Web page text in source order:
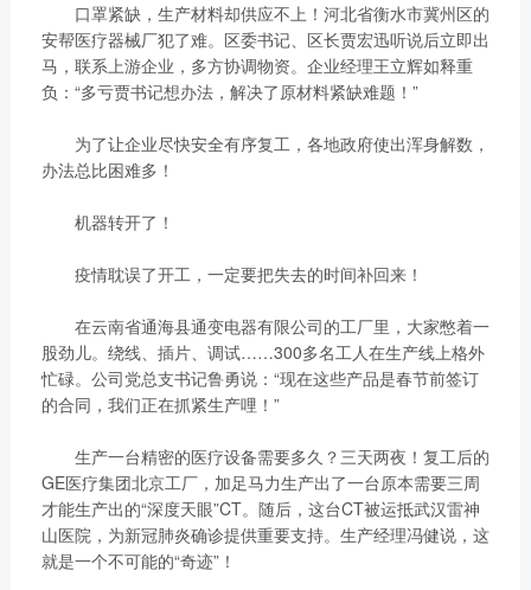
口罩紧缺，生产材料却供应不上！河北省衡水市冀州区的
安帮医疗器械厂犯了难。区委书记、区长贾宏迅听说后立即出
马，联系上游企业，多方协调物资。企业经理王立辉如释重
负：“多亏贾书记想办法，解决了原材料紧缺难题！”
为了让企业尽快安全有序复工，各地政府使出浑身解数，
办法总比困难多！
机器转开了！
疫情耽误了开工，一定要把失去的时间补回来！
在云南省通海县通变电器有限公司的工厂里，大家憋着一
股劲儿。绕线、插片、调试……300多名工人在生产线上格外
忙碌。公司党总支书记鲁勇说：“现在这些产品是春节前签订
的合同，我们正在抓紧生产哩！”
生产一台精密的医疗设备需要多久？三天两夜！复工后的
GE医疗集团北京工厂，加足马力生产出了一台原本需要三周
才能生产出的“深度天眼”CT。随后，这台CT被运抵武汉雷神
山医院，为新冠肺炎确诊提供重要支持。生产经理冯健说，这
就是一个不可能的“奇迹”！